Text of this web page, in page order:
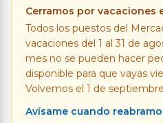
Cerramos por vacaciones
Todos los puestos del
vacaciones del 1 al 31 de
mes no se pueden hacer
disponible para que vayas
Volvemos el 1 de
Avísame cuando